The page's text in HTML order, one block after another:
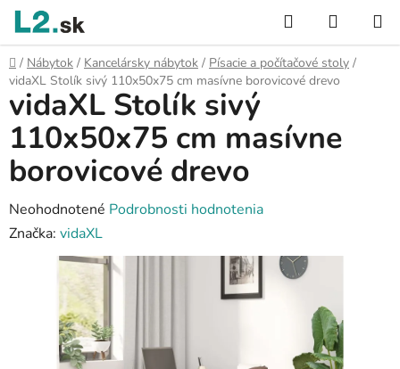
Prejsť
obsah
Hľadať
KOŠÍK
Domov
/ Nábytok / Kancelársky nábytok / Písacie a počítačové stoly /
vidaXL Stolík sivý 110x50x75 cm masívne borovicové drevo
vidaXL Stolík sivý
110x50x75 cm masívne
borovicové drevo
Priemerné
hodnotenie
produktu
Neohodnotené Podrobnosti hodnotenia
Značka: vidaXL